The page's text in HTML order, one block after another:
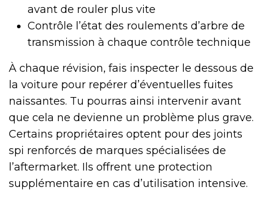
avant de rouler plus vite
Contrôle l’état des roulements d’arbre de
transmission à chaque contrôle technique
À chaque révision, fais inspecter le dessous de
la voiture pour repérer d’éventuelles fuites
naissantes. Tu pourras ainsi intervenir avant
que cela ne devienne un problème plus grave.
Certains propriétaires optent pour des joints
spi renforcés de marques spécialisées de
l’aftermarket. Ils offrent une protection
supplémentaire en cas d’utilisation intensive.